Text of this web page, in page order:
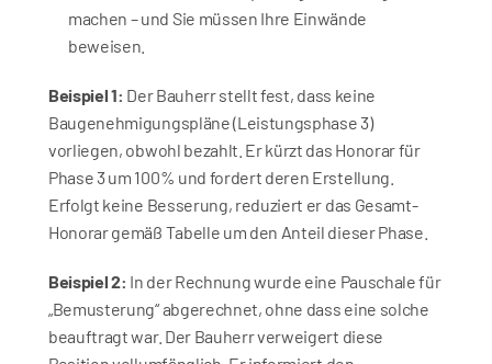
machen – und Sie müssen Ihre Einwände
beweisen.
Beispiel 1: Der Bauherr stellt fest, dass keine
Baugenehmigungspläne (Leistungsphase 3)
vorliegen, obwohl bezahlt. Er kürzt das Honorar für
Phase 3 um 100% und fordert deren Erstellung.
Erfolgt keine Besserung, reduziert er das Gesamt-
Honorar gemäß Tabelle um den Anteil dieser Phase.
Beispiel 2: In der Rechnung wurde eine Pauschale für
„Bemusterung“ abgerechnet, ohne dass eine solche
beauftragt war. Der Bauherr verweigert diese